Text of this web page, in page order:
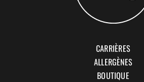
CARRIÈRES
ALLERGÈNES
BOUTIQUE